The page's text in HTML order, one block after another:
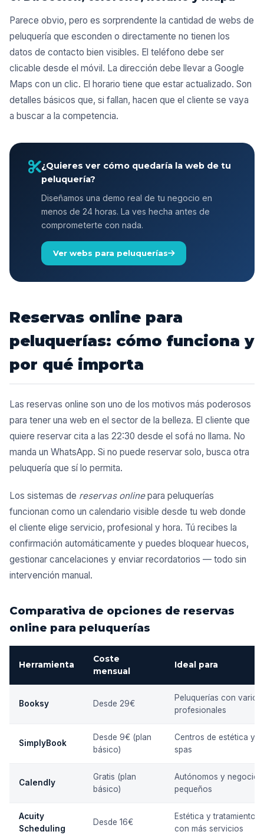
Parece obvio, pero es sorprendente la cantidad de webs de
peluquería que esconden o directamente no tienen los
datos de contacto bien visibles. El teléfono debe ser
clicable desde el móvil. La dirección debe llevar a Google
Maps con un clic. El horario tiene que estar actualizado. Son
detalles básicos que, si fallan, hacen que el cliente se vaya
a buscar a la competencia.
¿Quieres ver cómo quedaría la web de tu
peluquería?
Diseñamos una demo real de tu negocio en
menos de 24 horas. La ves hecha antes de
comprometerte con nada.
Ver webs para peluquerías
Reservas online para
peluquerías: cómo funciona y
por qué importa
Las reservas online son uno de los motivos más poderosos
para tener una web en el sector de la belleza. El cliente que
quiere reservar cita a las 22:30 desde el sofá no llama. No
manda un WhatsApp. Si no puede reservar solo, busca otra
peluquería que sí lo permita.
Los sistemas de reservas onlinepara peluquerías
funcionan como un calendario visible desde tu web donde
el cliente elige servicio, profesional y hora. Tú recibes la
confirmación automáticamente y puedes bloquear huecos,
gestionar cancelaciones y enviar recordatorios — todo sin
intervención manual.
Comparativa de opciones de reservas
online para peluquerías
Herramienta
Coste
mensual
Ideal para
Booksy Desde 29€
Peluquerías con varios
profesionales
SimplyBook
Desde 9€ (plan
básico)
Centros de estética y
spas
Calendly
Gratis (plan
básico)
Autónomos y negocios
pequeños
Acuity
Scheduling
Desde 16€
Estética y tratamientos
con más servicios